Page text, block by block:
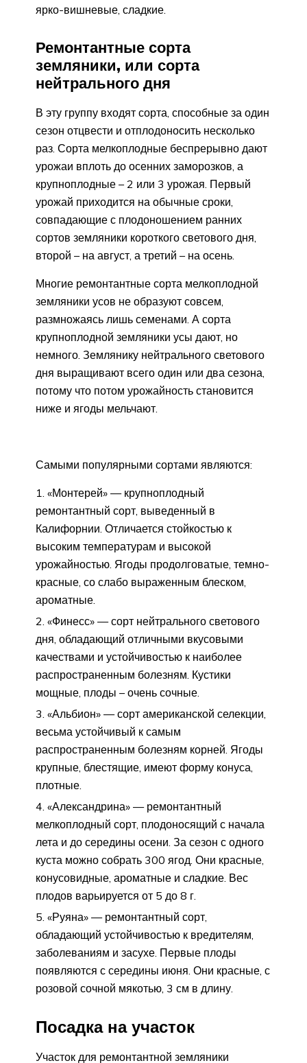
ярко-вишневые, сладкие.
Ремонтантные сорта
земляники, или сорта
нейтрального дня
В эту группу входят сорта, способные за один
сезон отцвести и отплодоносить несколько
раз. Сорта мелкоплодные беспрерывно дают
урожаи вплоть до осенних заморозков, а
крупноплодные – 2 или 3 урожая. Первый
урожай приходится на обычные сроки,
совпадающие с плодоношением ранних
сортов земляники короткого светового дня,
второй – на август, а третий – на осень.
Многие ремонтантные сорта мелкоплодной
земляники усов не образуют совсем,
размножаясь лишь семенами. А сорта
крупноплодной земляники усы дают, но
немного. Землянику нейтрального светового
дня выращивают всего один или два сезона,
потому что потом урожайность становится
ниже и ягоды мельчают.
Самыми популярными сортами являются:
«Монтерей» — крупноплодный
ремонтантный сорт, выведенный в
Калифорнии. Отличается стойкостью к
высоким температурам и высокой
урожайностью. Ягоды продолговатые, темно-
красные, со слабо выраженным блеском,
ароматные.
«Финесс» — сорт нейтрального светового
дня, обладающий отличными вкусовыми
качествами и устойчивостью к наиболее
распространенным болезням. Кустики
мощные, плоды – очень сочные.
«Альбион» — сорт американской селекции,
весьма устойчивый к самым
распространенным болезням корней. Ягоды
крупные, блестящие, имеют форму конуса,
плотные.
«Александрина» — ремонтантный
мелкоплодный сорт, плодоносящий с начала
лета и до середины осени. За сезон с одного
куста можно собрать 300 ягод. Они красные,
конусовидные, ароматные и сладкие. Вес
плодов варьируется от 5 до 8 г.
«Руяна» — ремонтантный сорт,
обладающий устойчивостью к вредителям,
заболеваниям и засухе. Первые плоды
появляются с середины июня. Они красные, с
розовой сочной мякотью, 3 см в длину.
Посадка на участок
Участок для ремонтантной земляники